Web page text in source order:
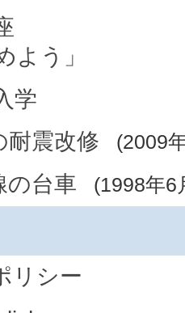
よう」
学
耐震改修
(2009
の台車 (1998年6
リシー